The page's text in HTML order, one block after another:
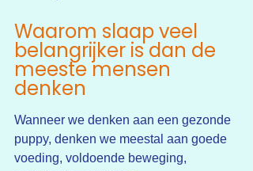
Waarom slaap veel
belangrijker is dan de
meeste mensen
denken
Wanneer we denken aan een gezonde
puppy, denken we meestal aan goede
voeding, voldoende beweging,